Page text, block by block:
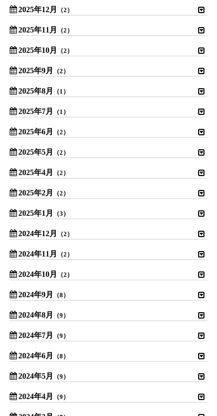
2025年12月 （2）
2025年11月 （2）
2025年10月 （2）
2025年9月 （2）
2025年8月 （1）
2025年7月 （1）
2025年6月 （2）
2025年5月 （2）
2025年4月 （2）
2025年2月 （2）
2025年1月 （3）
2024年12月 （2）
2024年11月 （2）
2024年10月 （2）
2024年9月 （8）
2024年8月 （9）
2024年7月 （9）
2024年6月 （8）
2024年5月 （9）
2024年4月 （9）